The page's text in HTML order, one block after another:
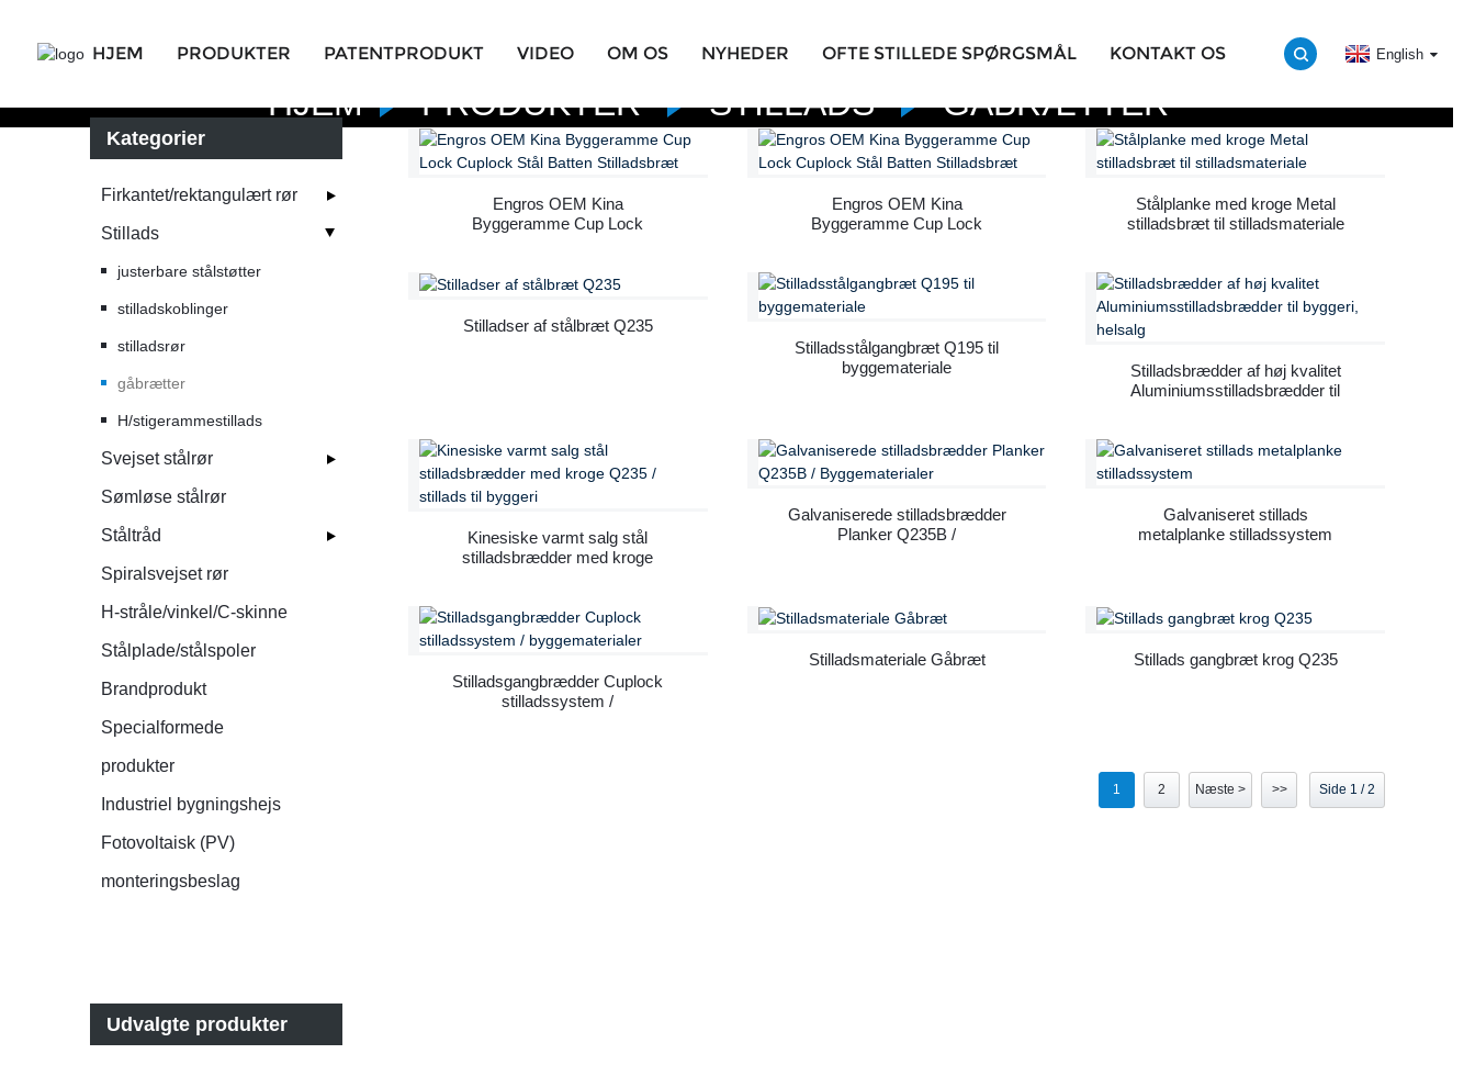
HJEM PRODUKTER PATENTPRODUKT VIDEO OM OS NYHEDER OFTE STILLEDE SPØRGSMÅL KONTAKT OS English
HJEM PRODUKTER STILLADS GÅBRÆTTER
Kategorier
Firkantet/rektangulært rør
Stillads
justerbare stålstøtter
stilladskoblinger
stilladsrør
gåbrætter
H/stigerammestillads
Svejset stålrør
Sømløse stålrør
Ståltråd
Spiralsvejset rør
H-stråle/vinkel/C-skinne
Stålplade/stålspoler
Brandprodukt
Specialformede
produkter
Industriel bygningshejs
Fotovoltaisk (PV)
monteringsbeslag
Udvalgte produkter
Engros OEM Kina
Byggeramme Cup Lock
Engros OEM Kina
Byggeramme Cup Lock
Stålplanke med kroge Metal
stilladsbræt til stilladsmateriale
Stilladser af stålbræt Q235
Stilladsstålgangbræt Q195 til
byggemateriale
Stilladsbrædder af høj kvalitet
Aluminiumsstilladsbrædder til
Kinesiske varmt salg stål
stilladsbrædder med kroge
Galvaniserede stilladsbrædder
Planker Q235B /
Galvaniseret stillads
metalplanke stilladssystem
Stilladsgangbrædder Cuplock
stilladssystem /
Stilladsmateriale Gåbræt Stillads gangbræt krog Q235
1 2 Næste > >> Side 1 / 2